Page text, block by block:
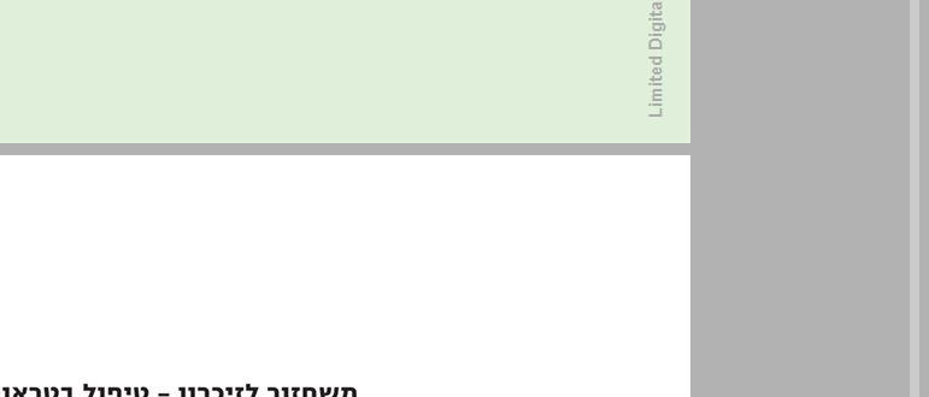
משחזור לזיכרון - טיפול בטראומה נפשית ... 0